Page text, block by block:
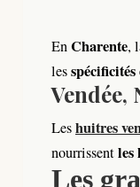
EnCharente,
les
Leshuitres
nourrissentles
Les